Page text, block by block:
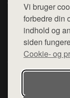
Vi bruger
forbedre din
indhold og
siden
Cookie- og
Top Rabatter
Blog
Kontakt
Denne side er en
hjemmesider